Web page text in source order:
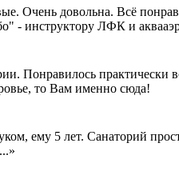
Очень довольна. Всё
- инструктору ЛФК и
Понравилось практически
то Вам именно сюда!
ему 5 лет. Санаторий